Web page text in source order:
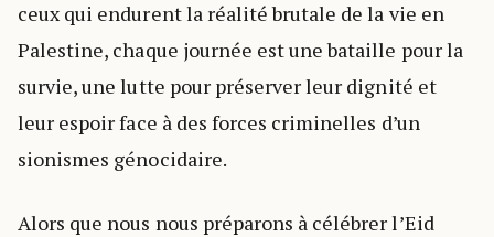
ceux qui endurent la réalité brutale de la vie en
Palestine, chaque journée est une bataille pour la
survie, une lutte pour préserver leur dignité et
leur espoir face à des forces criminelles d’un
sionismes génocidaire.
Alors que nous nous préparons à célébrer l’Eid